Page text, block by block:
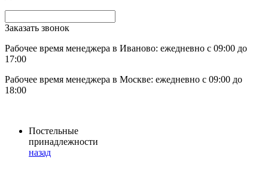
Заказать звонок
Рабочее время менеджера в Иваново: ежедневно с 09:00 до
17:00
Рабочее время менеджера в Москве: ежедневно с 09:00 до
18:00
Постельные
принадлежности
назад